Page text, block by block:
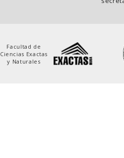
Facultad de
Ciencias Exactas
y Naturales